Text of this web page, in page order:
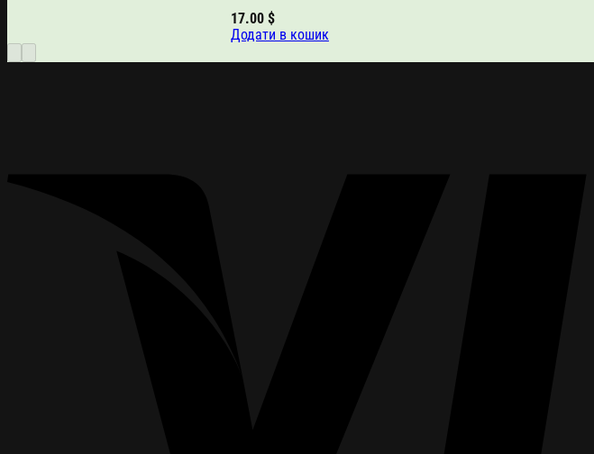
17.00 $
Додати в кошик